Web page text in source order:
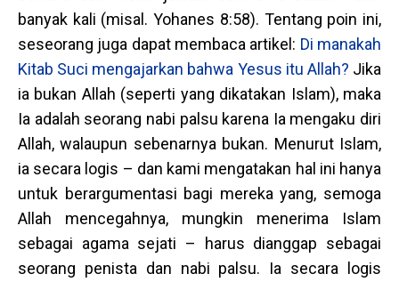
banyak kali (misal. Yohanes 8:58). Tentang poin ini,
seseorang juga dapat membaca artikel: Di manakah
Kitab Suci mengajarkan bahwa Yesus itu Allah? Jika
ia bukan Allah (seperti yang dikatakan Islam), maka
Ia adalah seorang nabi palsu karena Ia mengaku diri
Allah, walaupun sebenarnya bukan. Menurut Islam,
ia secara logis – dan kami mengatakan hal ini hanya
untuk berargumentasi bagi mereka yang, semoga
Allah mencegahnya, mungkin menerima Islam
sebagai agama sejati – harus dianggap sebagai
seorang penista dan nabi palsu. Ia secara logis